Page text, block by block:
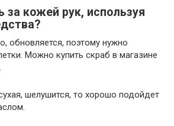
за кожей рук, используя
обновляется, поэтому нужно
Можно купить скраб в магазине
шелушится, то хорошо подойдет